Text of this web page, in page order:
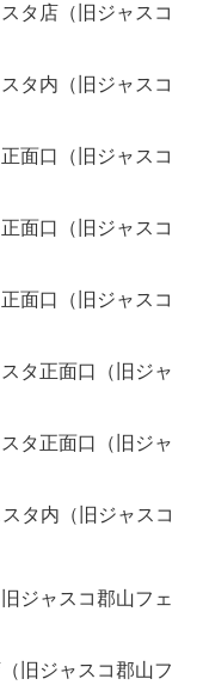
タ店（旧ジャスコ
タ内（旧ジャスコ
面口（旧ジャスコ
面口（旧ジャスコ
面口（旧ジャスコ
タ正面口（旧ジャ
タ正面口（旧ジャ
タ内（旧ジャスコ
ジャスコ郡山フェ
旧ジャスコ郡山フ